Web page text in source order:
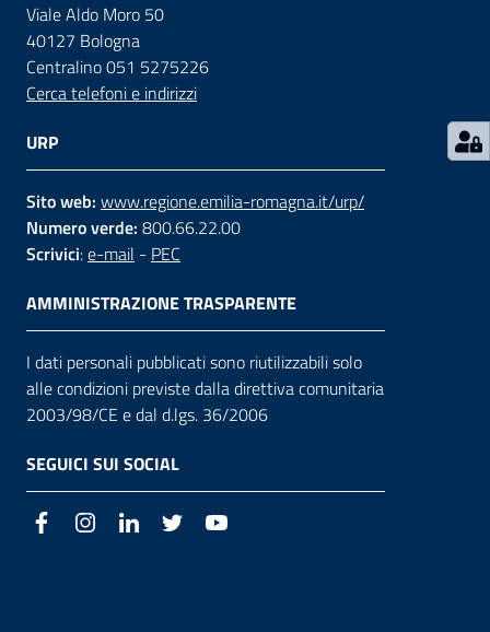
Contatti
Seguici
su
Viale Aldo Moro 50
40127 Bologna
Centralino 051 5275226
Cerca telefoni e indirizzi
URP
Sito web: www.regione.emilia-romagna.it/urp/
Numero verde: 800.66.22.00
Scrivici:e-mail - PEC
AMMINISTRAZIONE TRASPARENTE
I dati personali pubblicati sono riutilizzabili solo
alle condizioni previste dalla direttiva comunitaria
2003/98/CE e dal d.lgs. 36/2006
SEGUICI SUI SOCIAL
FacebookInstagramLinkedIn Twitter